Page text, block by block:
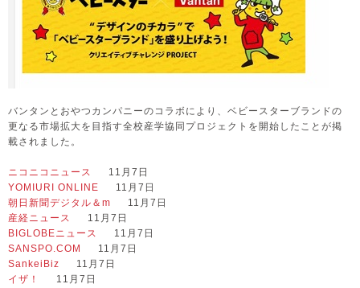
バンタンとおやつカンパニーのコラボにより、ベビースターブランドの
更なる市場拡大を目指す全校産学協同プロジェクトを開始したことが掲
載されました。
ニコニコニュース
11月7日
YOMIURI ONLINE
11月7日
朝日新聞デジタル＆m
11月7日
産経ニュース
11月7日
BIGLOBEニュース
11月7日
SANSPO.COM
11月7日
SankeiBiz
11月7日
イザ！
11月7日